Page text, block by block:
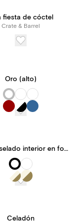
a
y
fiesta de cóctel
Crate & Barrel
Oro (alto)
Borde biselado interior en forma de hoja
Celadón